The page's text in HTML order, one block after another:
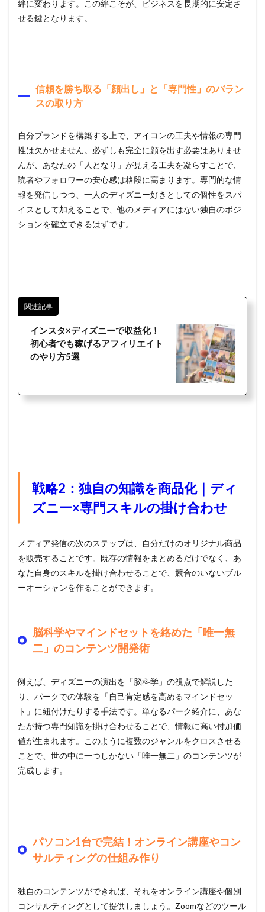
絆に変わります。この絆こそが、ビジネスを長期的に安定さ
せる鍵となります。
信頼を勝ち取る「顔出し」と「専門性」のバラン
スの取り方
自分ブランドを構築する上で、アイコンの工夫や情報の専門
性は欠かせません。必ずしも完全に顔を出す必要はありませ
んが、あなたの「人となり」が見える工夫を凝らすことで、
読者やフォロワーの安心感は格段に高まります。専門的な情
報を発信しつつ、一人のディズニー好きとしての個性をスパ
イスとして加えることで、他のメディアにはない独自のポジ
ションを確立できるはずです。
関連記事
インスタ×ディズニーで収益化！
初心者でも稼げるアフィリエイト
のやり方5選
戦略2：独自の知識を商品化｜ディ
ズニー×専門スキルの掛け合わせ
メディア発信の次のステップは、自分だけのオリジナル商品
を販売することです。既存の情報をまとめるだけでなく、あ
なた自身のスキルを掛け合わせることで、競合のいないブル
ーオーシャンを作ることができます。
脳科学やマインドセットを絡めた「唯一無
二」のコンテンツ開発術
例えば、ディズニーの演出を「脳科学」の視点で解説した
り、パークでの体験を「自己肯定感を高めるマインドセッ
ト」に紐付けたりする手法です。単なるパーク紹介に、あな
たが持つ専門知識を掛け合わせることで、情報に高い付加価
値が生まれます。このように複数のジャンルをクロスさせる
ことで、世の中に一つしかない「唯一無二」のコンテンツが
完成します。
パソコン1台で完結！オンライン講座やコン
サルティングの仕組み作り
独自のコンテンツができれば、それをオンライン講座や個別
コンサルティングとして提供しましょう。Zoomなどのツール